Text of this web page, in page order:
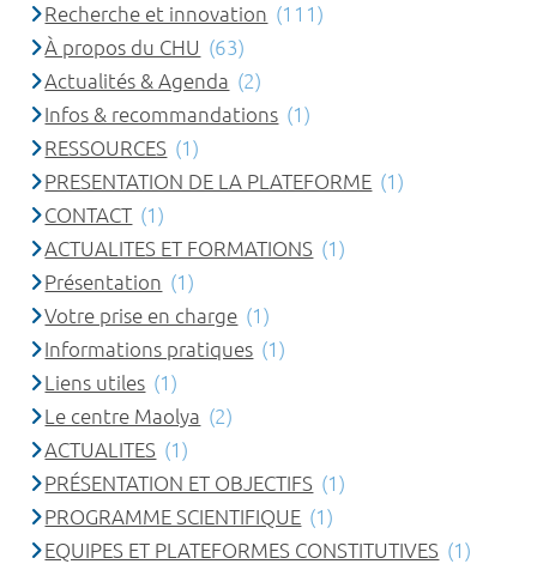
Recherche et innovation (111)
À propos du CHU (63)
Actualités & Agenda (2)
Infos & recommandations (1)
RESSOURCES (1)
PRESENTATION DE LA PLATEFORME (1)
CONTACT (1)
ACTUALITES ET FORMATIONS (1)
Présentation (1)
Votre prise en charge (1)
Informations pratiques (1)
Liens utiles (1)
Le centre Maolya (2)
ACTUALITES (1)
PRÉSENTATION ET OBJECTIFS (1)
PROGRAMME SCIENTIFIQUE (1)
EQUIPES ET PLATEFORMES CONSTITUTIVES (1)